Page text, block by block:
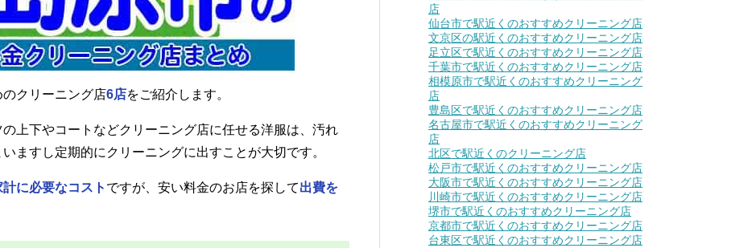
のクリーニング店6店をご紹介します。
上下やコートなどクリーニング店に任せる洋服は、汚れ
ますし定期的にクリーニングに出すことが大切です。
計に必要なコスト ですが、安い料金のお店を探して出費を
店
仙台市で駅近くのおすすめクリーニング店
文京区の駅近くのおすすめクリーニング店
足立区で駅近くのおすすめクリーニング店
千葉市で駅近くのおすすめクリーニング店
相模原市で駅近くのおすすめクリーニング
店
豊島区で駅近くのおすすめクリーニング店
名古屋市で駅近くのおすすめクリーニング
店
北区で駅近くのクリーニング店
松戸市で駅近くのおすすめクリーニング店
大阪市で駅近くのおすすめクリーニング店
川崎市で駅近くのおすすめクリーニング店
堺市で駅近くのおすすめクリーニング店
京都市で駅近くのおすすめクリーニング店
台東区で駅近くのおすすめクリーニング店